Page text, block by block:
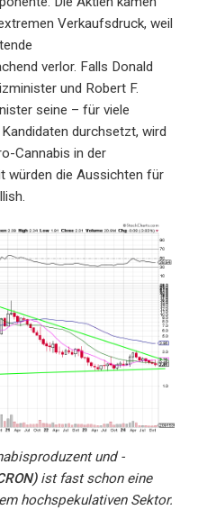
Verkaufsdruck, weil
verlor. Falls Donald
und Robert F.
seine – für viele
durchsetzt, wird
Cannabis in der
würden die Aussichten für
und -
ist fast schon eine
hochspekulativen Sektor.